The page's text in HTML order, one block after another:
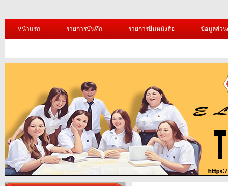
หน้าแรก รายการบันทึก รายการยืมหนังสือ ข้อมูลส่ว